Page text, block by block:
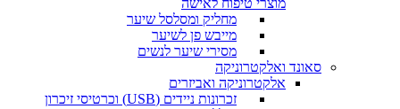
מוצרי טיפוח לאישה
מחליק ומסלסל שיער
מייבש פן לשיער
מסירי שיער לנשים
סאונד ואלקטרוניקה
אלקטרוניקה ואביזרים
זכרונות ניידים (USB) וכרטיסי זיכרון